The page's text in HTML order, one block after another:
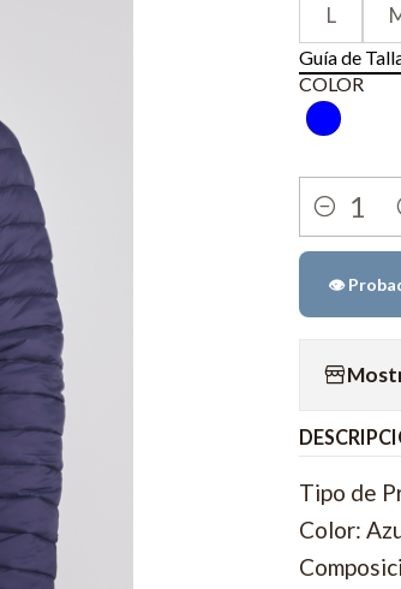
L
Guía de
COLOR
Cantidad
👁️
Tipo de
Color: